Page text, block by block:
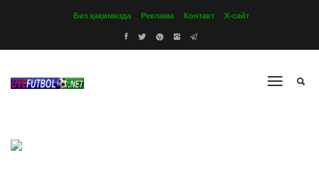
Биз ҳақимизда Реклама Контакт Х-сайт